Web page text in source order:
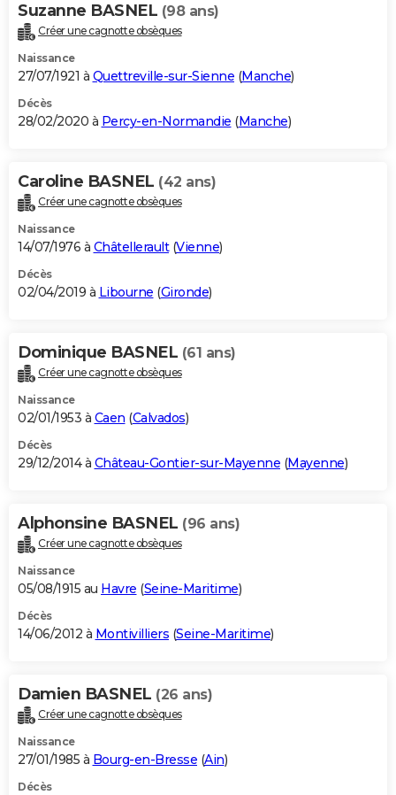
Suzanne BASNEL (98 ans)
Créer une cagnotte obsèques
Naissance
27/07/1921 à Quettreville-sur-Sienne (Manche)
Décès
28/02/2020 à Percy-en-Normandie (Manche)
Caroline BASNEL (42 ans)
Créer une cagnotte obsèques
Naissance
14/07/1976 à Châtellerault(Vienne)
Décès
02/04/2019 à Libourne (Gironde)
Dominique BASNEL (61 ans)
Créer une cagnotte obsèques
Naissance
02/01/1953 à Caen (Calvados)
Décès
29/12/2014 à Château-Gontier-sur-Mayenne (Mayenne)
Alphonsine BASNEL (96 ans)
Créer une cagnotte obsèques
Naissance
05/08/1915 au Havre (Seine-Maritime)
Décès
14/06/2012 à Montivilliers (Seine-Maritime)
Damien BASNEL (26 ans)
Créer une cagnotte obsèques
Naissance
27/01/1985 à Bourg-en-Bresse (Ain)
Décès